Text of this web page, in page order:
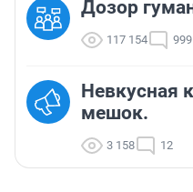
Дозор
117 154 999
Невкусная
мешок.
3 158 12